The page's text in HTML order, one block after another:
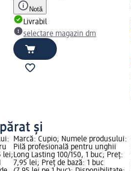
Notă
Livrabil
selectare magazin dm
și
lei;
Marcă: Cupio; Numele produsului:
Pilă profesională pentru unghii
Long Lasting 100/150, 1 buc; Preț:
7,95 lei; Preț de bază: 1 buc